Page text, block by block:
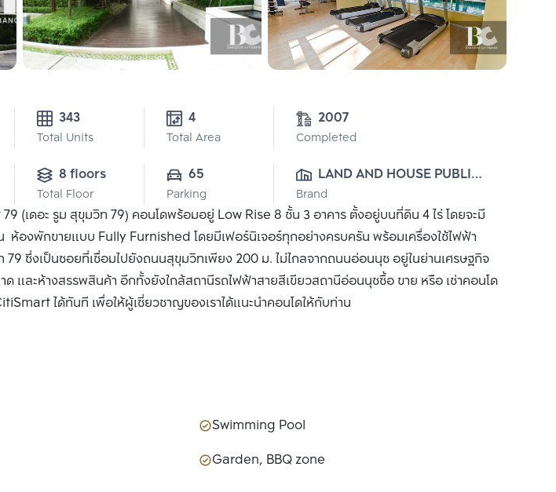
343
Total Units Total Area
2007
Completed
8 floors
Total Floor
65
Parking
LAND AND HOUSE PUBLIC
CO., LTD.
Brand
(เดอะ รูม สุขุมวิท 79) คอนโดพร้อมอยู่ Low Rise 8 ชั้น 3 อาคาร ตั้งอยู่บนที่ดิน 4 ไร่ โดยจะมี
องพักขายแบบ Fully Furnished โดยมีเฟอร์นิเจอร์ทุกอย่างครบครัน พร้อมเครื่องใช้ไฟฟ้า
79 ซึ่งเป็นซอยที่เชื่อมไปยังถนนสุขุมวิทเพียง 200 ม. ไม่ไกลจากถนนอ่อนนุช อยู่ในย่านเศรษฐกิจ
ด และห้างสรรพสินค้า อีกทั้งยังใกล้สถานีรถไฟฟ้าสายสีเขียวสถานีอ่อนนุชซื้อ ขาย หรือ เช่าคอนโด
ได้ทันที เพื่อให้ผู้เชี่ยวชาญของเราได้แนะนำคอนโดให้กับท่าน
Swimming Pool
Garden, BBQ zone